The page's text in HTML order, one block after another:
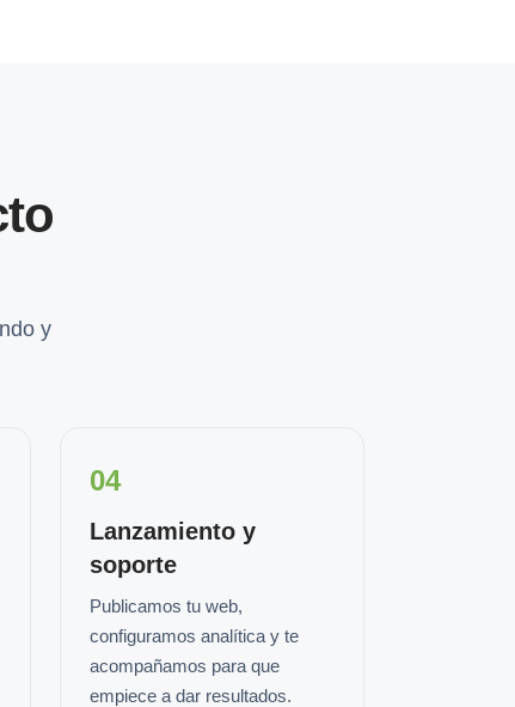
y
04
Lanzamiento y
soporte
Publicamos tu web,
configuramos analítica y te
acompañamos para que
empiece a dar resultados.